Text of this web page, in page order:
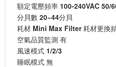
額定電壓頻率 100-240VAC 50/
分貝數 20~44分貝
耗材 Mini Max Filter 耗材更換
空氣品質監測 有
風速模式 1/2/3
睡眠模式 無